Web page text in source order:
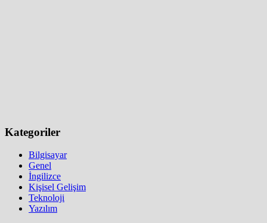
Kategoriler
Bilgisayar
Genel
İngilizce
Kişisel Gelişim
Teknoloji
Yazılım